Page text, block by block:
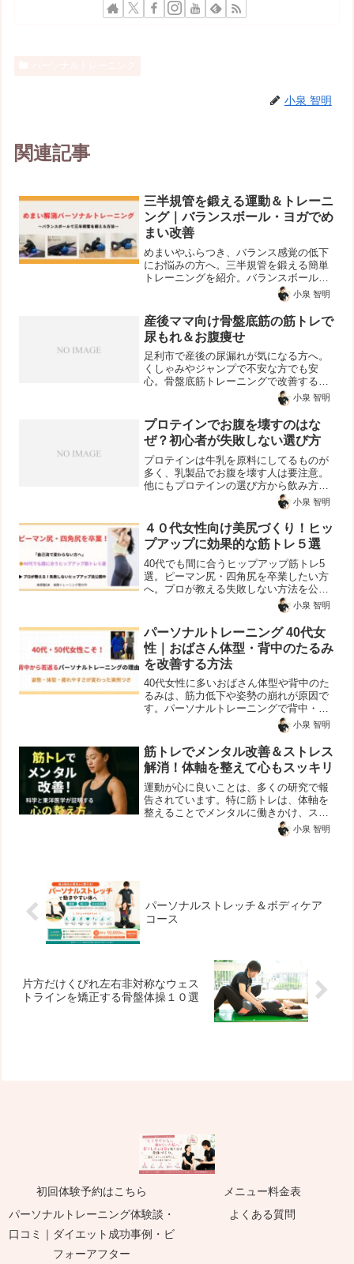
小泉 智明
関連記事
三半規管を鍛える運動＆トレーニ
ング｜バランスボール・ヨガでめ
まい改善
めまいやふらつき、バランス感覚の低下
にお悩みの方へ。三半規管を鍛える簡単
トレーニングを紹介。バランスボールや
ヨガ、自宅でできる体操で、感覚器官を
活性化して不調を改善しましょう。
小泉 智明
産後ママ向け骨盤底筋の筋トレで
尿もれ＆お腹痩せ
足利市で産後の尿漏れが気になる方へ。
くしゃみやジャンプで不安な方でも安
心。骨盤底筋トレーニングで改善する方
法を解説。お腹痩せや体型戻しにも効果
的。簡単にできる筋トレを紹介。
小泉 智明
プロテインでお腹を壊すのはな
ぜ？初心者が失敗しない選び方
プロテインは牛乳を原料にしてるものが
多く、乳製品でお腹を壊す人は要注意。
他にもプロテインの選び方から飲み方ま
で、初心者向けに解説しています。小泉 智明
４０代女性向け美尻づくり！ヒッ
プアップに効果的な筋トレ５選
40代でも間に合うヒップアップ筋トレ5
選。ピーマン尻・四角尻を卒業したい方
へ。プロが教える失敗しない方法を公開
小泉 智明
パーソナルトレーニング 40代女
性｜おばさん体型・背中のたるみ
を改善する方法
40代女性に多いおばさん体型や背中のた
るみは、筋力低下や姿勢の崩れが原因で
す。パーソナルトレーニングで背中・
脇・お尻を整えることで、見た目の印象
小泉 智明
筋トレでメンタル改善＆ストレス
解消！体軸を整えて心もスッキリ
運動が心に良いことは、多くの研究で報
告されています。特に筋トレは、体軸を
整えることでメンタルに働きかけ、スト
レスをやわらげる効果が期待できます。
※効果には個人差があります。持病や体
小泉 智明
パーソナルストレッチ＆ボディケア
コース
片方だけくびれ左右非対称なウェス
トラインを矯正する骨盤体操１０選
初回体験予約はこちら
メニュー料金表
パーソナルトレーニング体験談・
口コミ｜ダイエット成功事例・ビ
フォーアフター
よくある質問